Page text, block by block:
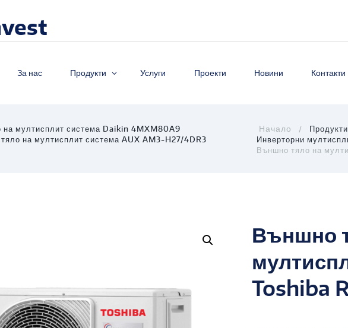
За нас Продукти Услуги Проекти Новини Контакти
на мултисплит система Daikin 4MXM80A9
на мултисплит система AUX AM3-H27/4DR3
Продукти
Инверторни
Външно тяло на
Външно
Toshiba